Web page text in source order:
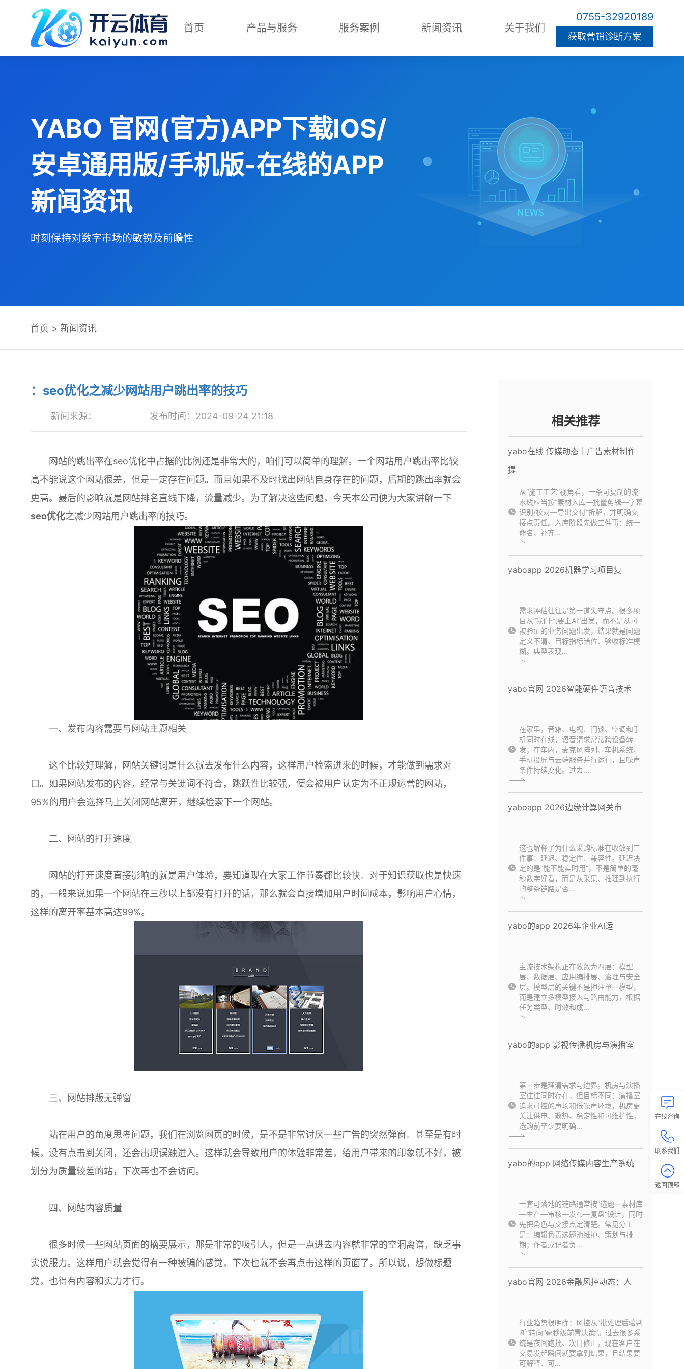
首页 产品与服务 服务案例 新闻资讯 关于我们
0755-32920189
获取营销诊断方案
YABO 官网(官方)APP下载IOS/
安卓通用版/手机版-在线的APP
新闻资讯
时刻保持对数字市场的敏锐及前瞻性
首页 > 新闻资讯
：seo优化之减少网站用户跳出率的技巧
新闻来源： 发布时间：2024-09-24 21:18
网站的跳出率在seo优化中占据的比例还是非常大的，咱们可以简单的理解。一个网站用户跳出率比较
高不能说这个网站很差，但是一定存在问题。而且如果不及时找出网站自身存在的问题，后期的跳出率就会
更高。最后的影响就是网站排名直线下降，流量减少。为了解决这些问题，今天本公司便为大家讲解一下
seo优化之减少网站用户跳出率的技巧。
一、发布内容需要与网站主题相关
这个比较好理解，网站关键词是什么就去发布什么内容，这样用户检索进来的时候，才能做到需求对
口。如果网站发布的内容，经常与关键词不符合，跳跃性比较强，便会被用户认定为不正规运营的网站，
95%的用户会选择马上关闭网站离开，继续检索下一个网站。
二、网站的打开速度
网站的打开速度直接影响的就是用户体验，要知道现在大家工作节奏都比较快。对于知识获取也是快速
的，一般来说如果一个网站在三秒以上都没有打开的话，那么就会直接增加用户时间成本，影响用户心情，
这样的离开率基本高达99%。
三、网站排版无弹窗
站在用户的角度思考问题，我们在浏览网页的时候，是不是非常讨厌一些广告的突然弹窗。甚至是有时
候，没有点击到关闭，还会出现误触进入。这样就会导致用户的体验非常差，给用户带来的印象就不好，被
划分为质量较差的站，下次再也不会访问。
四、网站内容质量
很多时候一些网站页面的摘要展示，那是非常的吸引人，但是一点进去内容就非常的空洞离谱，缺乏事
实说服力。这样用户就会觉得有一种被骗的感觉，下次也就不会再点击这样的页面了。所以说，想做标题
党，也得有内容和实力才行。
相关推荐
yabo在线 传媒动态｜广告素材制作
提
从“施工工艺”视角看，一条可复制的流
水线应当按“素材入库—批量剪辑—字幕
识别/校对—导出交付”拆解，并明确交
接点责任。入库阶段先做三件事：统一
命名、补齐...
yaboapp 2026机器学习项目复
需求评估往往是第一道失守点。很多项
目从“我们也要上AI”出发，而不是从可
被验证的业务问题出发，结果就是问题
定义不清、目标指标错位、验收标准模
糊。典型表现...
yabo官网 2026智能硬件语音技术
在家里，音箱、电视、门锁、空调和手
机同时在线，语音请求常常跨设备转
发；在车内，麦克风阵列、车机系统、
手机投屏与云端服务并行运行，且噪声
条件持续变化。过去...
yaboapp 2026边缘计算网关市
这也解释了为什么采购标准在收敛到三
件事：延迟、稳定性、兼容性。延迟决
定的是“能不能实时用”，不是简单的毫
秒数字好看，而是从采集、推理到执行
的整条链路是否...
yabo的app 2026年企业AI运
主流技术架构正在收敛为四层：模型
层、数据层、应用编排层、治理与安全
层。模型层的关键不是押注单一模型，
而是建立多模型接入与路由能力，根据
任务类型、时效和成...
yabo的app 影视传播机房与演播室
第一步是理清需求与边界。机房与演播
室往往同时存在，但目标不同：演播室
追求可控的声场和低噪声环境，机房更
关注供电、散热、稳定性和可维护性。
选购前至少要明确...
yabo的app 网络传媒内容生产系统
一套可落地的链路通常按“选题—素材库
—生产—审核—发布—复盘”设计，同时
先把角色与交接点定清楚。常见分工
是：编辑负责选题池维护、策划与排
期；作者或记者负...
yabo官网 2026金融风控动态：人
行业趋势很明确：风控从“批处理后验判
断”转向“毫秒级前置决策”。过去很多系
统是夜间跑批、次日修正，现在客户在
交易发起瞬间就要拿到结果，且结果要
可解释、可...
在线咨询
联系我们
返回顶部